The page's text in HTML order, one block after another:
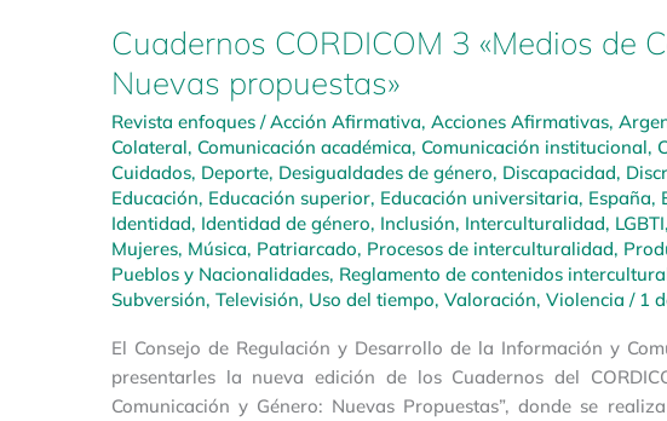
Cuadernos CORDICOM 3 «Medios de
Nuevas propuestas»
Revista enfoques /Acción Afirmativa, Acciones Afirmativas,
Colateral, Comunicación académica, Comunicación institucional,
Cuidados, Deporte, Desigualdades de género, Discapacidad,
Educación, Educación superior, Educación universitaria, España,
Identidad, Identidad de género, Inclusión, Interculturalidad, LGBTI,
Mujeres, Música, Patriarcado, Procesos de interculturalidad,
Pueblos y Nacionalidades, Reglamento de contenidos
Subversión, Televisión, Uso del tiempo, Valoración, Violencia / 1
El Consejo de Regulación y Desarrollo de la Información y
presentarles la nueva edición de los Cuadernos del
Comunicación y Género: Nuevas Propuestas”, donde se